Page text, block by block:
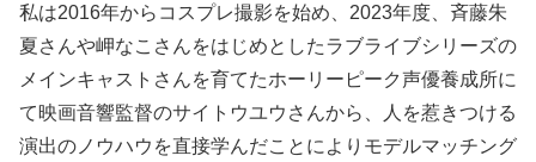
私は2016年からコスプレ撮影を始め、2023年度、斉藤朱
夏さんや岬なこさんをはじめとしたラブライブシリーズの
メインキャストさんを育てたホーリーピーク声優養成所に
て映画音響監督のサイトウユウさんから、人を惹きつける
演出のノウハウを直接学んだことによりモデルマッチング